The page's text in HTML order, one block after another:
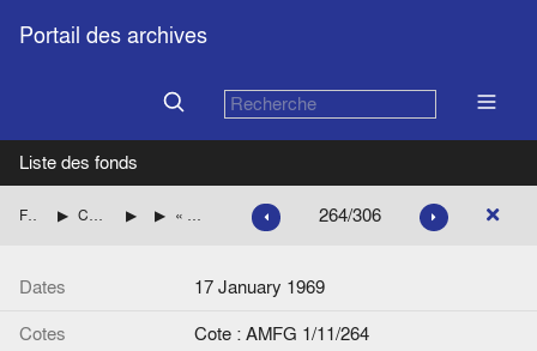
Portail des archives
Liste des fonds
Fonds Michel Gaudet Consultations du Service juridique des exécutifs européens Questions écrites
« Procédure écrite accélérée C/72/69. 2e rapport général sur l'activité des Communautés (1.1 au 31.12.1968), chapitre I », note de Paul Leleux 264/306
Dates
17 January 1969
Cotes
Cote : AMFG 1/11/264